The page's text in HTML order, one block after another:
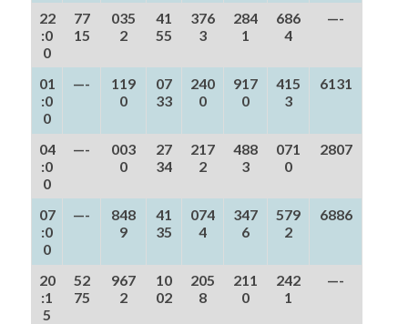
22
:0
0
77
15
035
2
41
55
376
3
284
1
686
4
—-
01
:0
0
—-
119
0
07
33
240
0
917
0
415
3
6131
04
:0
0
—-
003
0
27
34
217
2
488
3
071
0
2807
07
:0
0
—-
848
9
41
35
074
4
347
6
579
2
6886
20
:1
5
52
75
967
2
10
02
205
8
211
0
242
1
—-